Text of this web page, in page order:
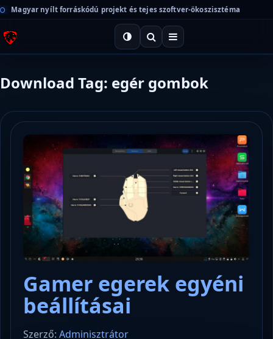
Magyar nyílt forráskódú projekt és tejes szoftver-ökoszisztéma
Download Tag: egér gombok
Gamer egerek egyéni
beállításai
Szerző: Adminisztrátor